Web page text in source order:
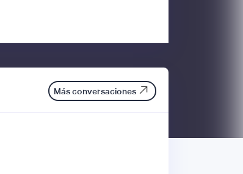
Más conversaciones